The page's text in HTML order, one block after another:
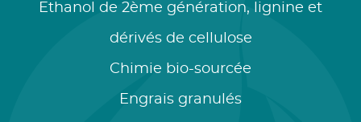
Ethanol de 2ème génération, lignine et
dérivés de cellulose
Chimie bio-sourcée
Engrais granulés